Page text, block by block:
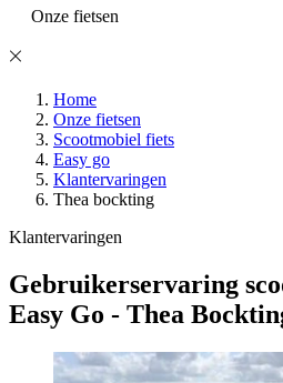
Onze fietsen
Home
Onze fietsen
Scootmobiel fiets
Easy go
Klantervaringen
Thea bockting
Klantervaringen
Gebruikerservaring
Easy Go - Thea